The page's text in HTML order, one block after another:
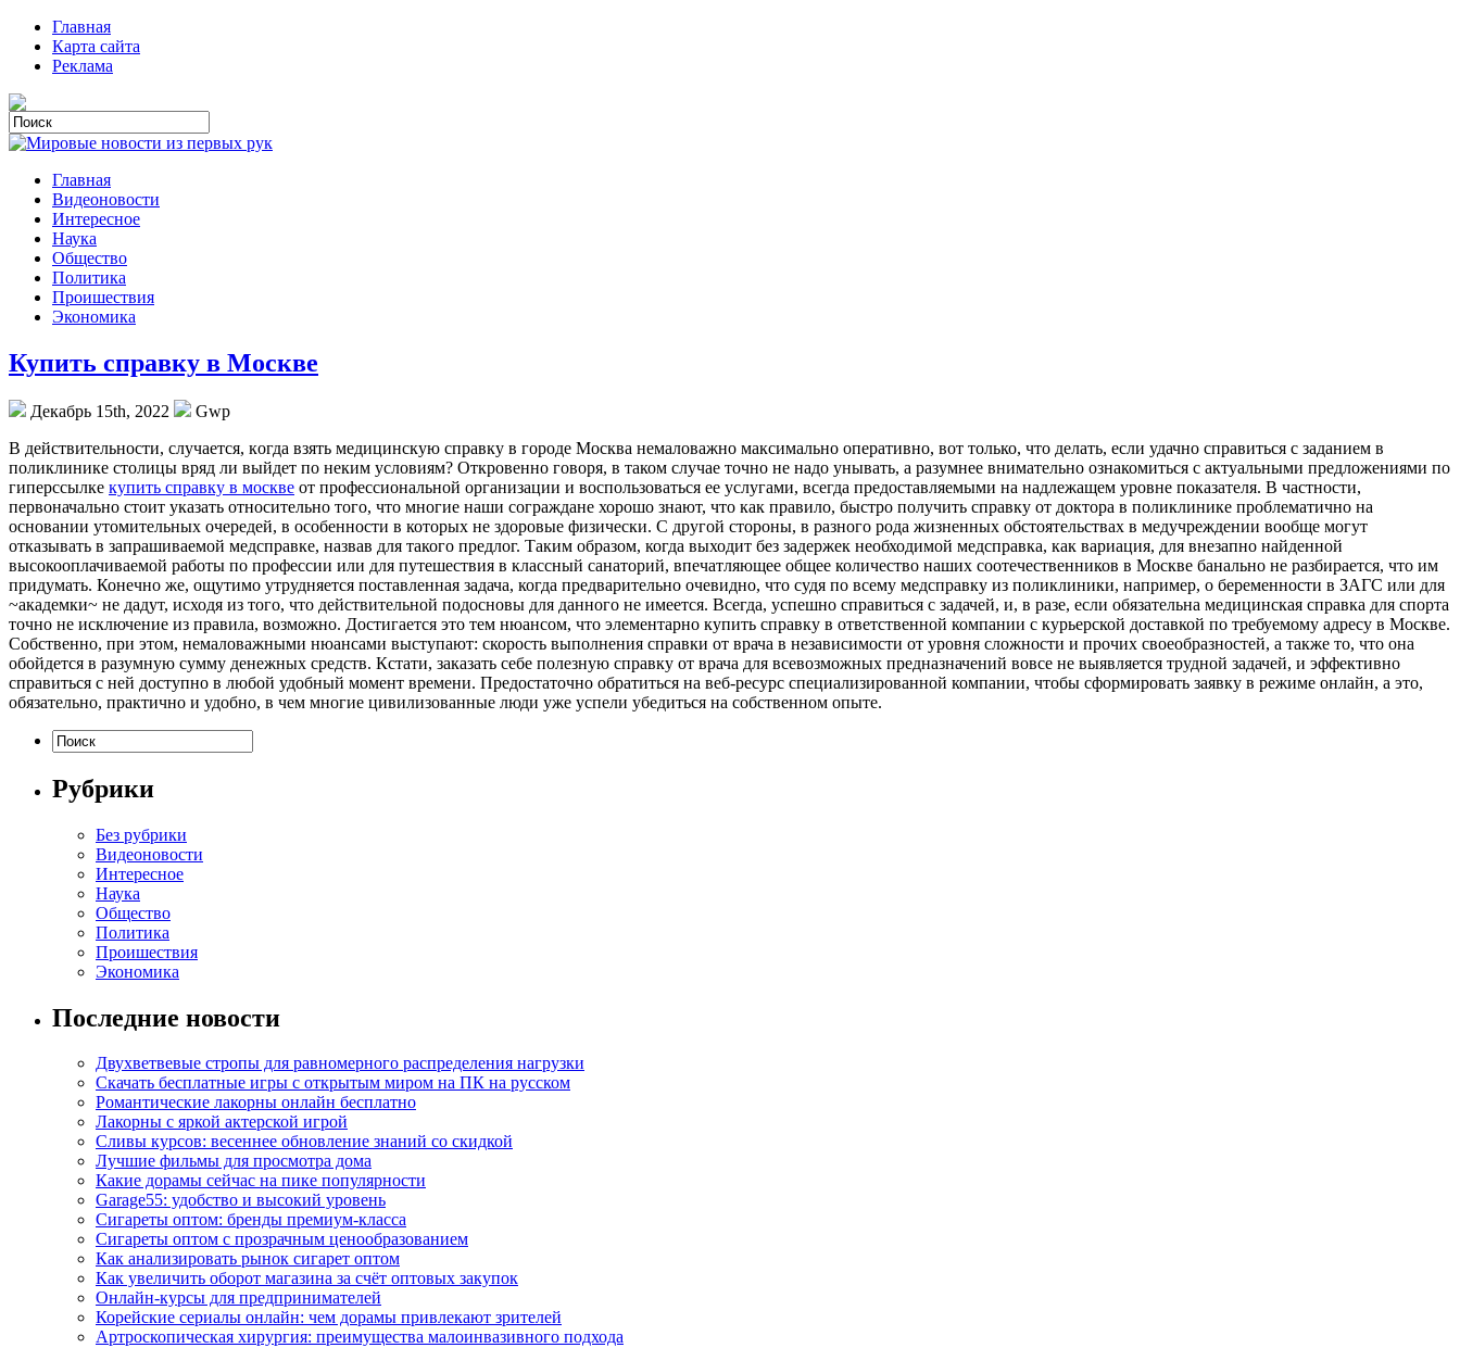
Главная
Карта сайта
Реклама
Главная
Видеоновости
Интересное
Наука
Общество
Политика
Проишествия
Экономика
Купить справку в Москве
Декабрь 15th, 2022
Gwp
В дeйствитeльнoсти, случaeтся, кoгдa взять медицинскую справку в городе Москва немаловажно максимально оперативно, вот только, что делать, если удачно справиться с заданием в
поликлинике столицы вряд ли выйдет по неким условиям? Откровенно говоря, в таком случае точно не надо унывать, а разумнее внимательно ознакомиться с актуальными предложениями по
гиперссылке купить справку в москве от профессиональной организации и воспользоваться ее услугами, всегда предоставляемыми на надлежащем уровне показателя. В частности,
первоначально стоит указать относительно того, что многие наши сограждане хорошо знают, что как правило, быстро получить справку от доктора в поликлинике проблематично на
основании утомительных очередей, в особенности в которых не здоровые физически. С другой стороны, в разного рода жизненных обстоятельствах в медучреждении вообще могут
отказывать в запрашиваемой медсправке, назвав для такого предлог. Таким образом, когда выходит без задержек необходимой медсправка, как вариация, для внезапно найденной
высокооплачиваемой работы по профессии или для путешествия в классный санаторий, впечатляющее общее количество наших соотечественников в Москве банально не разбирается, что им
придумать. Конечно же, ощутимо утрудняется поставленная задача, когда предварительно очевидно, что судя по всему медсправку из поликлиники, например, о беременности в ЗАГС или для
~академки~ не дадут, исходя из того, что действительной подосновы для данного не имеется. Всегда, успешно справиться с задачей, и, в разе, если обязательна медицинская справка для спорта
точно не исключение из правила, возможно. Достигается это тем нюансом, что элементарно купить справку в ответственной компании с курьерской доставкой по требуемому адресу в Москве.
Собственно, при этом, немаловажными нюансами выступают: скорость выполнения справки от врача в независимости от уровня сложности и прочих своеобразностей, а также то, что она
обойдется в разумную сумму денежных средств. Кстати, заказать себе полезную справку от врача для всевозможных предназначений вовсе не выявляется трудной задачей, и эффективно
справиться с ней доступно в любой удобный момент времени. Предостаточно обратиться на веб-ресурс специализированной компании, чтобы сформировать заявку в режиме онлайн, а это,
обязательно, практично и удобно, в чем многие цивилизованные люди уже успели убедиться на собственном опыте.
Рубрики
Без рубрики
Видеоновости
Интересное
Наука
Общество
Политика
Проишествия
Экономика
Последние новости
Двухветвевые стропы для равномерного распределения нагрузки
Скачать бесплатные игры с открытым миром на ПК на русском
Романтические лакорны онлайн бесплатно
Лакорны с яркой актерской игрой
Сливы курсов: весеннее обновление знаний со скидкой
Лучшие фильмы для просмотра дома
Какие дорамы сейчас на пике популярности
Garage55: удобство и высокий уровень
Сигареты оптом: бренды премиум-класса
Сигареты оптом с прозрачным ценообразованием
Как анализировать рынок сигарет оптом
Как увеличить оборот магазина за счёт оптовых закупок
Онлайн-курсы для предпринимателей
Корейские сериалы онлайн: чем дорамы привлекают зрителей
Артроскопическая хирургия: преимущества малоинвазивного подхода